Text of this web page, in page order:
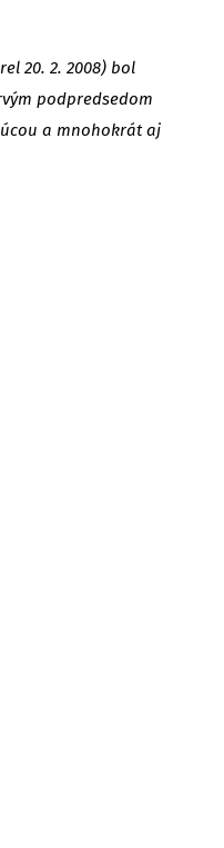
20. 2. 2008) bol
podpredsedom
a mnohokrát aj